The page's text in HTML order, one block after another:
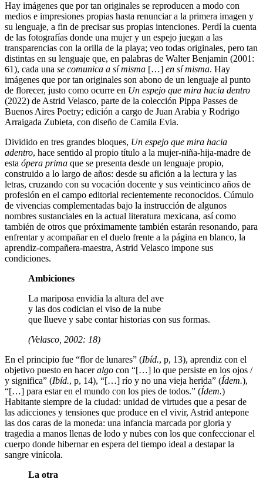
Hay imágenes que por tan originales se reproducen a modo con
medios e impresiones propias hasta renunciar a la primera imagen y
su lenguaje, a fin de precisar sus propias intenciones. Perdí la cuenta
de las fotografías donde una mujer y un espejo juegan a las
transparencias con la orilla de la playa; veo todas originales, pero tan
distintas en su lenguaje que, en palabras de Walter Benjamin (2001:
61), cada una se comunica a sí misma […] en sí misma. Hay
imágenes que por tan originales son abono de un lenguaje al punto
de florecer, justo como ocurre en Un espejo que mira hacia dentro
(2022) de Astrid Velasco, parte de la colección Pippa Passes de
Buenos Aires Poetry; edición a cargo de Juan Arabia y Rodrigo
Arraigada Zubieta, con diseño de Camila Evia.
Dividido en tres grandes bloques, Un espejo que mira hacia
adentro, hace sentido al propio título a la mujer-niña-hija-madre de
esta ópera prima que se presenta desde un lenguaje propio,
construido a lo largo de años: desde su afición a la lectura y las
letras, cruzando con su vocación docente y sus veinticinco años de
profesión en el campo editorial recientemente reconocidos. Cúmulo
de vivencias complementadas bajo la instrucción de algunos
nombres sustanciales en la actual literatura mexicana, así como
también de otros que próximamente también estarán resonando, para
enfrentar y acompañar en el duelo frente a la página en blanco, la
aprendiz-compañera-maestra, Astrid Velasco impone sus
condiciones.
Ambiciones
La mariposa envidia la altura del ave
y las dos codician el viso de la nube
que llueve y sabe contar historias con sus formas.
(Velasco, 2002: 18)
En el principio fue “flor de lunares” (Ibíd., p, 13), aprendiz con el
objetivo puesto en haceralgo con “[…] lo que persiste en los ojos /
y significa” (Ibíd., p, 14), “[…] río y no una vieja herida” (Ídem.),
“[…] para estar en el mundo con los pies de todos.” (Ídem.)
Habitante siempre de la ciudad: unidad de virtudes que a pesar de
las adicciones y tensiones que produce en el vivir, Astrid antepone
las dos caras de la moneda: una infancia marcada por gloria y
tragedia a manos llenas de lodo y nubes con los que confeccionar el
cuerpo donde hibernar en espera del tiempo ideal a destapar la
sangre vinícola.
La otra